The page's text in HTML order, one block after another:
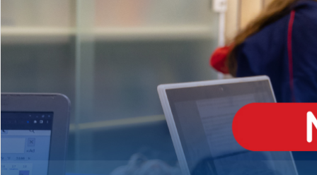
MÉDIO
igh School
Dupla Diplomação